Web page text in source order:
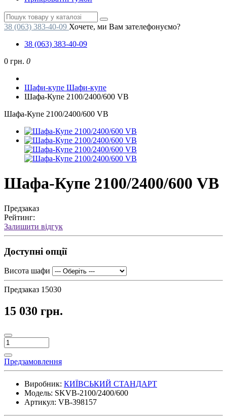
38 (063) 383-40-09 Хочете, ми Вам зателефонуємо?
38 (063) 383-40-09
0 грн. 0
Шафи-купе Шафи-купе
Шафа-Купе 2100/2400/600 VB
Шафа-Купе 2100/2400/600 VB
Шафа-Купе 2100/2400/600 VB
Предзаказ
Рейтинг:
Залишити відгук
Доступні опції
Висота шафи
Предзаказ 15030
15 030 грн.
Предзамовлення
Виробник: КИЇВСЬКИЙ СТАНДАРТ
Модель: SKVB-2100/2400/600
Артикул: VB-398157